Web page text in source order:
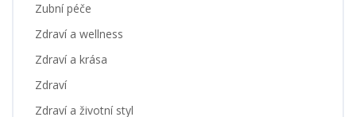
Zubní péče
Zdraví a wellness
Zdraví a krása
Zdraví
Zdraví a životní styl